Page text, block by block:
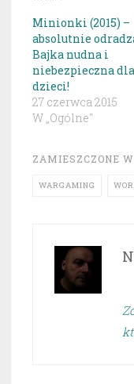
Minionki (2015) –
absolutnie
Bajka nudna i
niebezpieczna dla
dzieci!
27 czerwca 2015
W „Ogólne"
ZAMIESZCZONE W
WARGAMING